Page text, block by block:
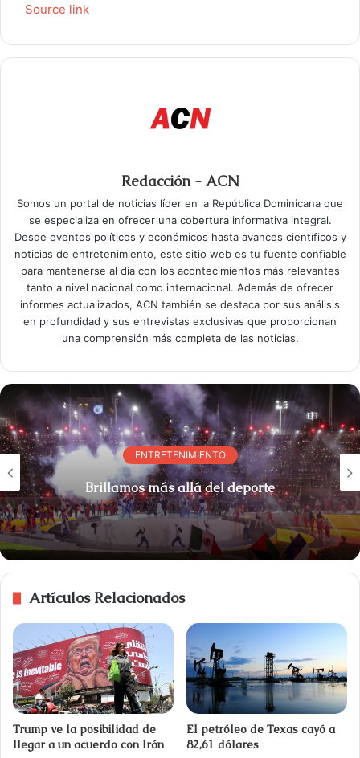
Source link
Redacción - ACN
Somos un portal de noticias líder en la República Dominicana que
se especializa en ofrecer una cobertura informativa integral.
Desde eventos políticos y económicos hasta avances científicos y
noticias de entretenimiento, este sitio web es tu fuente confiable
para mantenerse al día con los acontecimientos más relevantes
tanto a nivel nacional como internacional. Además de ofrecer
informes actualizados, ACN también se destaca por sus análisis
en profundidad y sus entrevistas exclusivas que proporcionan
una comprensión más completa de las noticias.
ENTRETENIMIENTO
Brillamos más allá del deporte
Artículos Relacionados
Trump ve la posibilidad de
llegar a un acuerdo con Irán
El petróleo de Texas cayó a
82,61 dólares